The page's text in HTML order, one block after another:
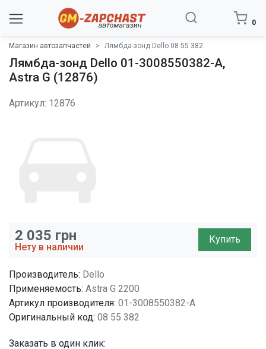
0
Магазин автозапчастей Лямбда-зонд Dello 08 55 382
Лямбда-зонд Dello 01-3008550382-A,
Astra G (12876)
Артикул: 12876
2 035 грн
Нету в наличии
Купить
Производитель: Dello
Применяемость: Astra G 2200
Артикул производителя: 01-3008550382-A
Оригинальный код: 08 55 382
Заказать в один клик: